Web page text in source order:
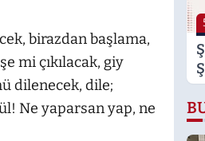
birazdan başlama,
mi çıkılacak, giy
dilenecek, dile;
Ne yaparsan yap, ne